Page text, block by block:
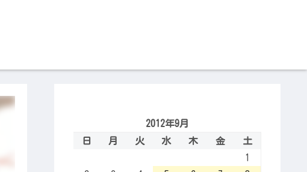
2012年9月
日
月 火 水 木 金
土
1